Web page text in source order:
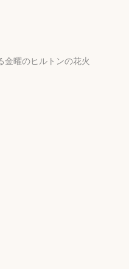
金曜のヒルトンの花火